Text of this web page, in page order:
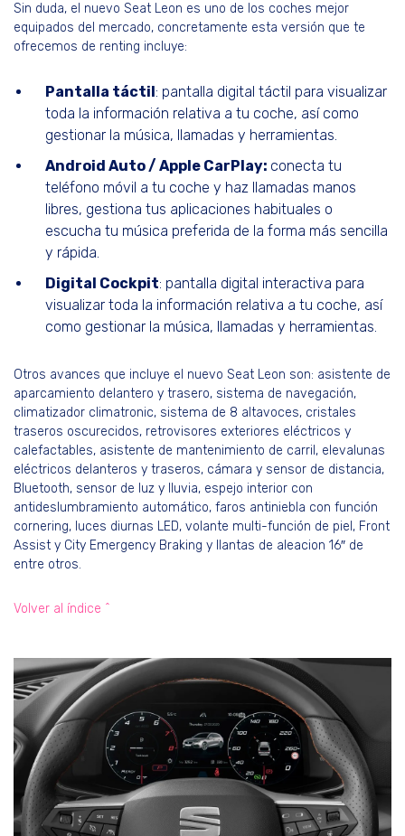
Sin duda, el nuevo Seat Leon es uno de los coches mejor
equipados del mercado, concretamente esta versión que te
ofrecemos de renting incluye:
Pantalla táctil: pantalla digital táctil para visualizar
toda la información relativa a tu coche, así como
gestionar la música, llamadas y herramientas.
Android Auto / Apple CarPlay: conecta tu
teléfono móvil a tu coche y haz llamadas manos
libres, gestiona tus aplicaciones habituales o
escucha tu música preferida de la forma más sencilla
y rápida.
Digital Cockpit: pantalla digital interactiva para
visualizar toda la información relativa a tu coche, así
como gestionar la música, llamadas y herramientas.
Otros avances que incluye el nuevo Seat Leon son: asistente de
aparcamiento delantero y trasero, sistema de navegación,
climatizador climatronic, sistema de 8 altavoces, cristales
traseros oscurecidos, retrovisores exteriores eléctricos y
calefactables, asistente de mantenimiento de carril, elevalunas
eléctricos delanteros y traseros, cámara y sensor de distancia,
Bluetooth, sensor de luz y lluvia, espejo interior con
antideslumbramiento automático, faros antiniebla con función
cornering, luces diurnas LED, volante multi-función de piel, Front
Assist y City Emergency Braking y llantas de aleacion 16″ de
entre otros.
Volver al índice ^